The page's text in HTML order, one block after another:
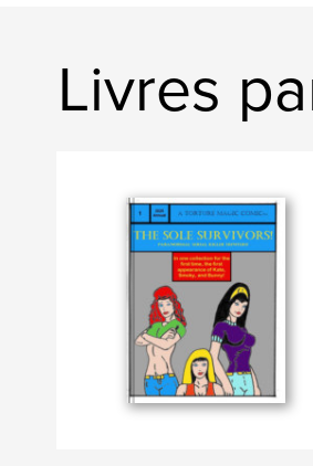
Livres